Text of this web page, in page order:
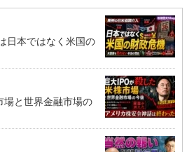
日本ではなく米国の
場と世界金融市場の